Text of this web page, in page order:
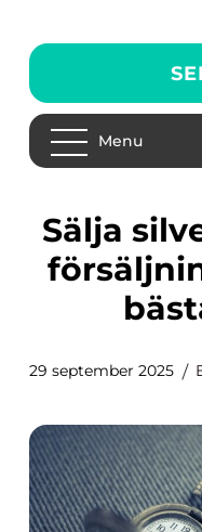
Menu
Sälja silver: En guide till
29 september 2025